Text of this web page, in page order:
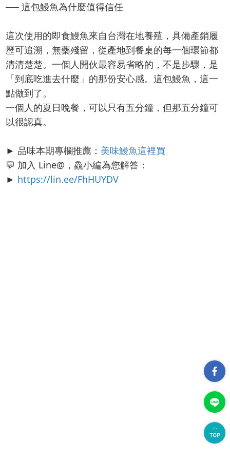
── 這包鰻魚為什麼值得信任
這次使用的即食鰻魚來自台灣在地養殖，具備產銷履
歷可追溯，無藥殘留，從產地到餐桌的每一個環節都
清清楚楚。一個人開伙最容易省略的，不是步驟，是
「到底吃進去什麼」的那份安心感。這包鰻魚，這一
點做到了。
一個人的夏日晚餐，可以只有五分鐘，但那五分鐘可
以很認真。
► 品味本期專欄推薦： 美味鰻魚這裡買
💬 加入 Line@，鱻小編為您解答：
► https://lin.ee/FhHUYDV